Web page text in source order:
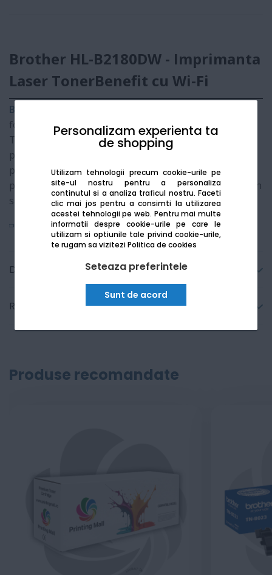
Personalizam experienta ta
de shopping
Utilizam tehnologii precum cookie-urile pe
site-ul nostru pentru a personaliza
continutul si a analiza traficul nostru. Faceti
clic mai jos pentru a consimti la utilizarea
acestei tehnologii pe web. Pentru mai multe
informatii despre cookie-urile pe care le
utilizam si optiunile tale privind cookie-urile,
te rugam sa viziteziPolitica de cookies
Seteaza preferintele
Sunt de acord
Brother HL-B2180DW - Imprimanta
Laser TonerBenefit cu Wi-Fi
Brother HL-B2180DW
foarte economica, fiind parte din renumita gama
TonerBenefit. Este creata special pentru cei care
printeaza un volum mare de documente si doresc sa
plateasca foarte putin pe cartuse. Se conecteaza usor
prin Wi-Fi, permitandu-ti sa printezi direct de pe telefon
sau laptop fara sa ai nevoie de cabluri.
Vezi mai mult
Detalii tehnice
Recenzii
Produse recomandate